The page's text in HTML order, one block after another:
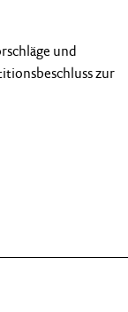
und
zur